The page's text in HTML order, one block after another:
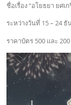
ชื่อเรื่อง “อโยธยา ยศเ
ระหว่างวันที่ 15 – 24 ธั
ราคาบัตร 500 และ 200